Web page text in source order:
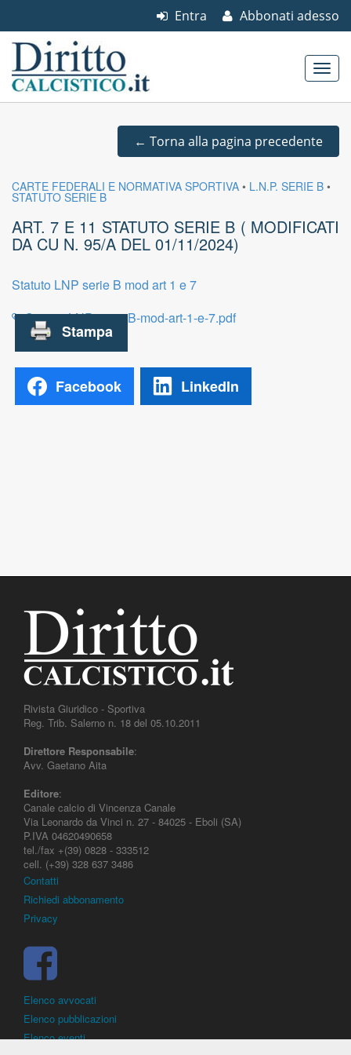
Abbonati adesso
Entra
← Torna alla pagina precedente
CARTE FEDERALI E NORMATIVA SPORTIVA • L.N.P. SERIE B •
STATUTO SERIE B
ART. 7 E 11 STATUTO SERIE B ( MODIFICATI
DA CU N. 95/A DEL 01/11/2024)
Statuto LNP serie B mod art 1 e 7
Statuto-LNP-serie-B-mod-art-1-e-7.pdf
Facebook LinkedIn
Rivista Giuridico - Sportiva
Reg. Trib. Salerno n. 18 del 05.10.2011
Direttore Responsabile:
Avv. Gaetano Aita
Editore:
Canale calcio di Vincenza Canale
Via Leonardo da Vinci n. 27 - 84025 - Eboli (SA)
P.IVA 04620490658
tel./fax +(39) 0828 - 333512
cell. (+39) 328 637 3486
Contatti
Richiedi abbonamento
Privacy
Elenco avvocati
Elenco pubblicazioni
Elenco eventi